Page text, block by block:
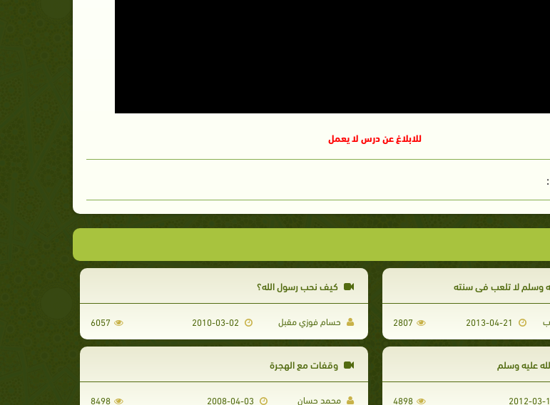
للابلاغ عن درس لا يعمل
وسلم لا تلعب في سنته
2807
كيف نحب رسول الله؟
حسام فوزي مقبل 6057
عليه وسلم
4898
وقفات مع الهجرة
محمد حسان 2008-04-03
8498